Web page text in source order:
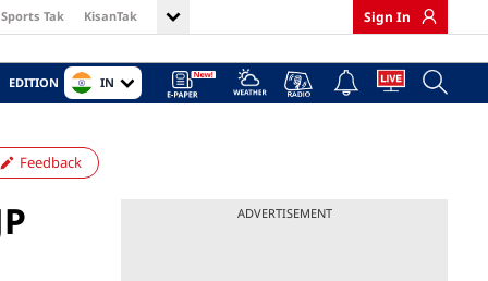
Sports Tak KisanTak Sign In
EDITION IN
Feedback
ADVERTISEMENT